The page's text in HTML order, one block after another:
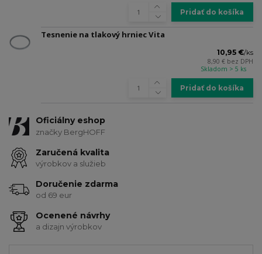
Pridať do košíka
Tesnenie na tlakový hrniec Vita
10,95 €/ks
8,90 € bez DPH
Skladom > 5 ks
Pridať do košíka
Oficiálny eshop
značky BergHOFF
Zaručená kvalita
výrobkov a služieb
Doručenie zdarma
od 69 eur
Ocenené návrhy
a dizajn výrobkov